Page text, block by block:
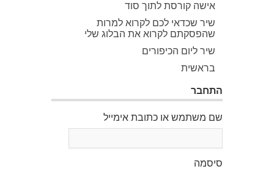
אישה קורסת לתוך סוד
שיר שכדאי לכם לקרוא למרות
שהפסקתם לקרוא את הבלוג שלי
שיר ליום הכיפורים
בראשית
התחבר
שם משתמש או כתובת אימייל
סיסמה